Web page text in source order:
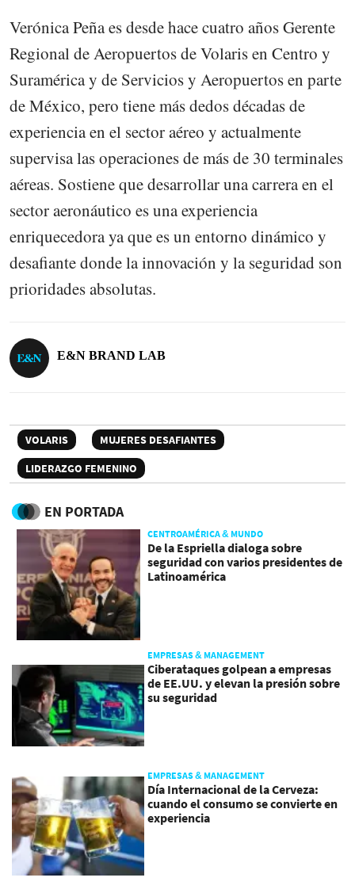
Verónica Peña es desde hace cuatro años Gerente
Regional de Aeropuertos de Volaris en Centro y
Suramérica y de Servicios y Aeropuertos en parte
de México, pero tiene más dedos décadas de
experiencia en el sector aéreo y actualmente
supervisa las operaciones de más de 30 terminales
aéreas. Sostiene que desarrollar una carrera en el
sector aeronáutico es una experiencia
enriquecedora ya que es un entorno dinámico y
desafiante donde la innovación y la seguridad son
prioridades absolutas.
E&N BRAND LAB
VOLARIS
MUJERES DESAFIANTES
LIDERAZGO FEMENINO
EN PORTADA
CENTROAMÉRICA & MUNDO
De la Espriella dialoga sobre
seguridad con varios presidentes de
Latinoamérica
EMPRESAS & MANAGEMENT
Ciberataques golpean a empresas
de EE.UU. y elevan la presión sobre
su seguridad
EMPRESAS & MANAGEMENT
Día Internacional de la Cerveza:
cuando el consumo se convierte en
experiencia